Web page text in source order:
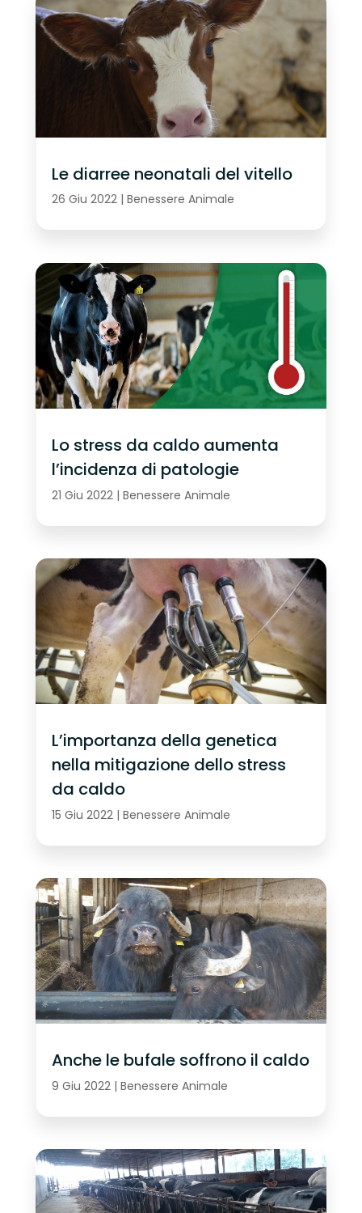
Le diarree neonatali del vitello
26 Giu 2022| Benessere Animale
Lo stress da caldo aumenta
l’incidenza di patologie
21 Giu 2022| Benessere Animale
L’importanza della genetica
nella mitigazione dello stress
da caldo
15 Giu 2022| Benessere Animale
Anche le bufale soffrono il caldo
9 Giu 2022| Benessere Animale